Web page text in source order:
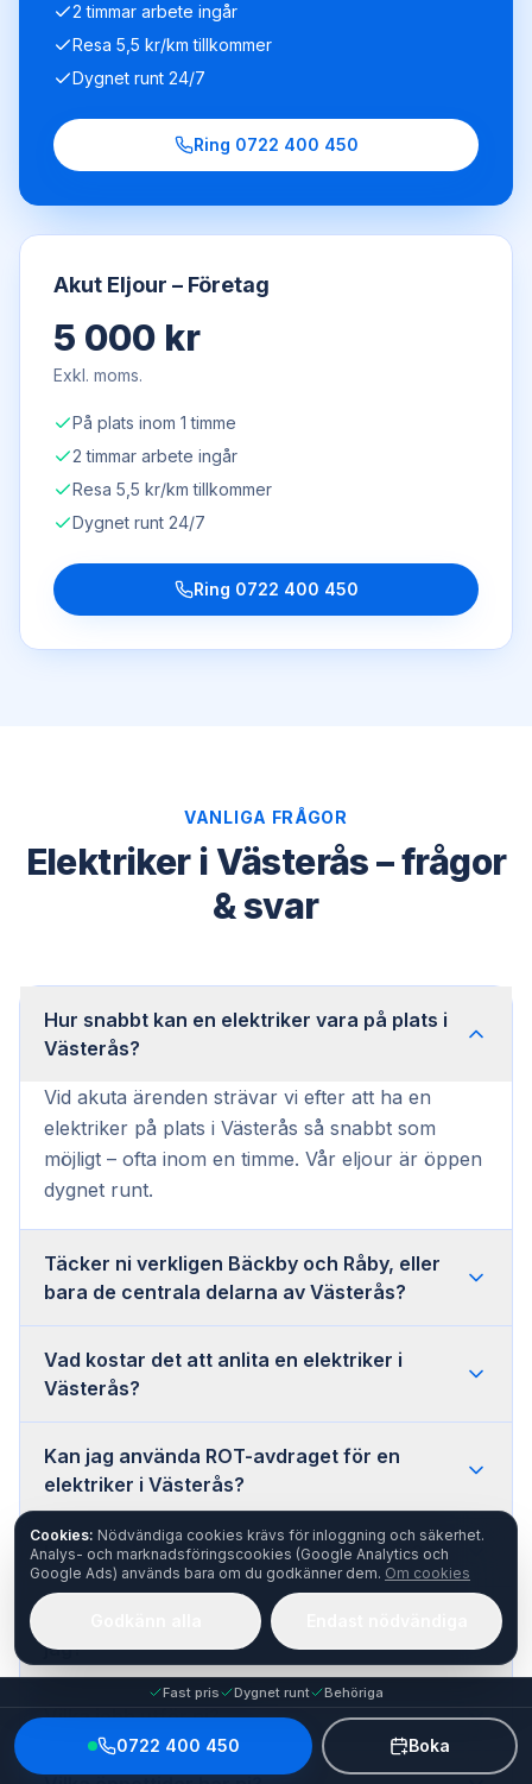
2 timmar arbete ingår
Resa 5,5 kr/km tillkommer
Dygnet runt 24/7
Ring 0722 400 450
Akut Eljour – Företag
5 000 kr
Exkl. moms.
På plats inom 1 timme
2 timmar arbete ingår
Resa 5,5 kr/km tillkommer
Dygnet runt 24/7
Ring 0722 400 450
VANLIGA FRÅGOR
Elektriker i Västerås – frågor
& svar
Hur snabbt kan en elektriker vara på plats i
Västerås?
Vid akuta ärenden strävar vi efter att ha en
elektriker på plats i Västerås så snabbt som
möjligt – ofta inom en timme. Vår eljour är öppen
dygnet runt.
Täcker ni verkligen Bäckby och Råby, eller
bara de centrala delarna av Västerås?
Vad kostar det att anlita en elektriker i
Västerås?
Kan jag använda ROT-avdraget för en
elektriker i Västerås?
Lämnar ni garanti på arbetet i Västerås?
Jag behöver hjälp av en elektriker, hur gör
jag?
Vilka jobb utför ni?
Fast pris Dygnet runt Behöriga
0722 400 450 Boka
Cookies: Nödvändiga cookies krävs för inloggning och säkerhet.
Analys- och marknadsföringscookies (Google Analytics och
Google Ads) används bara om du godkänner dem. Om cookies